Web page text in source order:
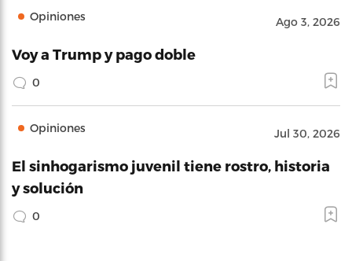
Opiniones Ago 3, 2026
Voy a Trump y pago doble
0
Opiniones Jul 30, 2026
El sinhogarismo juvenil tiene rostro, historia
y solución
0